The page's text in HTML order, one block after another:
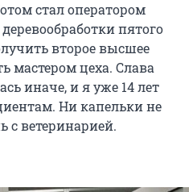
стал оператором
пятого
второе высшее
мастером цеха. Слава
иначе, и я уже 14 лет
Ни капельки не
с ветеринарией.